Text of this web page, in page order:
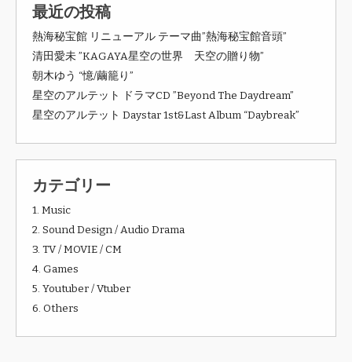
最近の投稿
熱海秘宝館 リニューアル テーマ曲”熱海秘宝館音頭”
清田愛未 ”KAGAYA星空の世界 天空の贈り物”
朝木ゆう “憶/繭籠り”
星空のアルテット ドラマCD ”Beyond The Daydream”
星空のアルテット Daystar 1st&Last Album “Daybreak”
カテゴリー
1. Music
2. Sound Design / Audio Drama
3. TV / MOVIE / CM
4. Games
5. Youtuber / Vtuber
6. Others